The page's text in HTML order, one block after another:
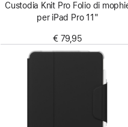
Custodia Knit Pro Folio di
per iPad Pro 11"
€ 79,95